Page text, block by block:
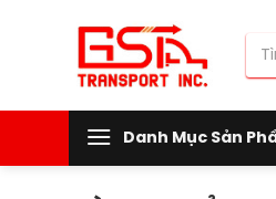
Tìm
Danh Mục Sản